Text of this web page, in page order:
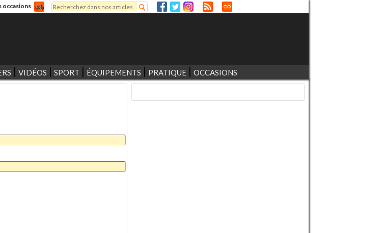
occasions
Formulaire de recherche
Rechercher
VIDÉOS SPORT ÉQUIPEMENTS PRATIQUE OCCASIONS